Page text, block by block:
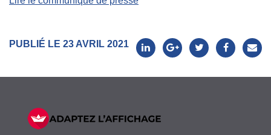
PUBLIÉ LE 23 AVRIL 2021